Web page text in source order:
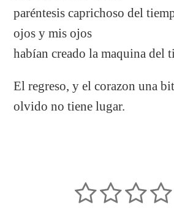
paréntesis caprichoso del
ojos y mis ojos
habían creado la maquina del
El regreso, y el corazon una
olvido no tiene lugar.